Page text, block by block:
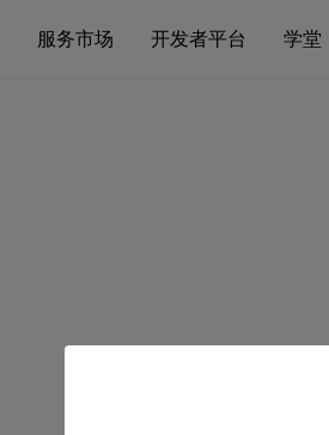
服务市场 开发者平台 学堂